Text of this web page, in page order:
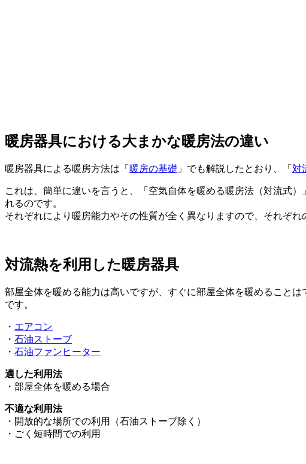
暖房器具における大まかな暖房法の違い
暖房器具による暖房方法は「 暖房の基礎 」でも解説したとおり、「 対
これは、簡単に違いを言うと、「空気自体を暖める暖房法（対流式
れるのです。
それぞれにより暖房能力やその性質が全く異なりますので、それぞれ
対流熱を利用した暖房器具
部屋全体を暖める能力は高いですが、すぐに部屋全体を暖めること
です。
・ エアコン
・ 石油ストーブ
・ 石油ファンヒーター
適した利用法
・部屋全体を暖める場合
不適な利用法
・開放的な場所での利用（石油ストーブ除く）
・ごく短時間での利用